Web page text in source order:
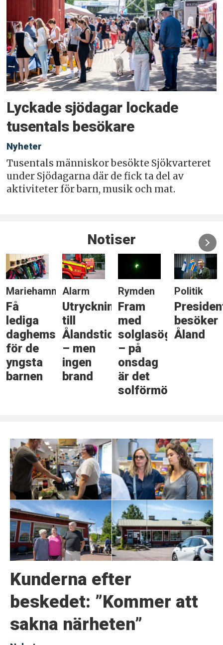
Lyckade sjödagar lockade
tusentals besökare
Nyheter
Tusentals människor besökte Sjökvarteret
under Sjödagarna där de fick ta del av
aktiviteter för barn, musik och mat.
Notiser
Mariehamn
Få
lediga
daghemsplatser
för de
yngsta
barnen
Alarm
Utryckning
till
Ålandstidningen
– men
ingen
brand
Rymden
Fram
med
solglasögonen
– på
onsdag
är det
solförmörkelse
Politik
besöker
Åland
Kunderna efter
beskedet: ”Kommer att
sakna närheten”